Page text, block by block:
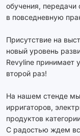
обучения,
в повседневную
Присутствие на
новый уровень
Revyline принимает
второй раз!
На нашем стенде
ирригаторов,
продуктов
С радостью ждем